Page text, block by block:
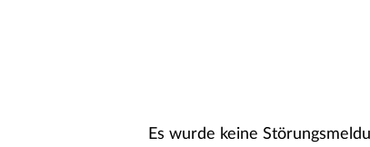
Es wurde keine